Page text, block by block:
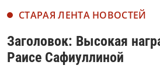
СТАРАЯ ЛЕНТА НОВОСТЕЙ
Заголовок: Высокая
Раисе Сафиуллиной